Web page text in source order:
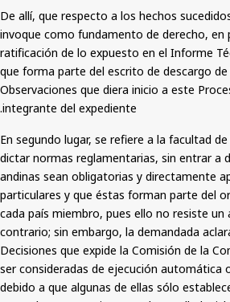
De allí, que respecto a los hechos
invoque como fundamento de derecho, en
ratificación de lo expuesto en el Informe
que forma parte del escrito de descargo
Observaciones que diera inicio a este
integrante del expediente.
En segundo lugar, se refiere a la facultad
dictar normas reglamentarias, sin entrar a
andinas sean obligatorias y directamente
particulares y que éstas forman parte del
cada país miembro, pues ello no resiste un
contrario; sin embargo, la demandada
Decisiones que expide la Comisión de la
ser consideradas de ejecución automática
debido a que algunas de ellas sólo